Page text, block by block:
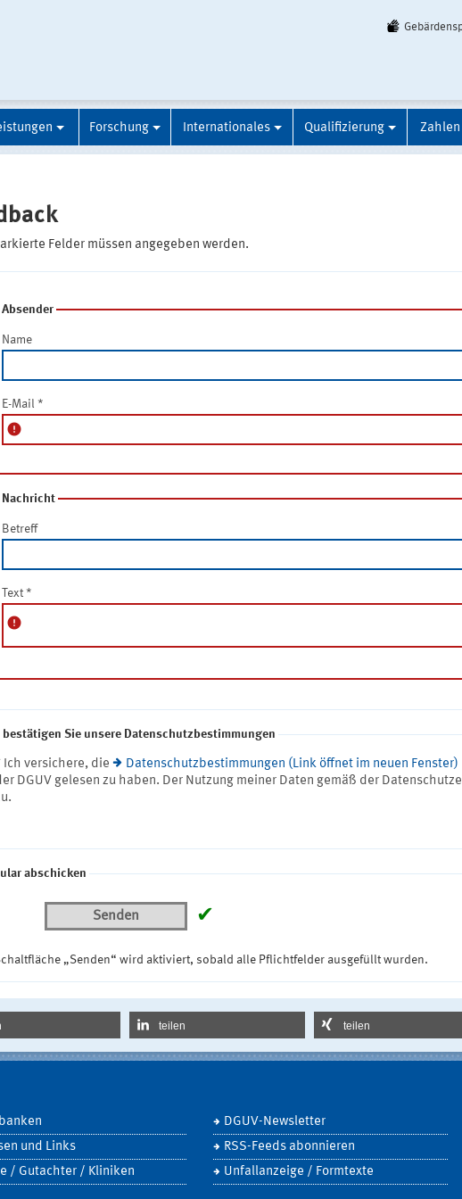
Forschung Internationales Qualifizierung Zahlen
Felder müssen angegeben werden.
Absender
Name
E-Mail *
error
Nachricht
Betreff
Text *
error
Sie unsere Datenschutzbestimmungen
Ich versichere, die
Datenschutzbestimmungen (Link öffnet im neuen Fenster)
DGUV gelesen zu haben. Der Nutzung meiner Daten gemäß der
abschicken
Senden ✔
„Senden“ wird aktiviert, sobald alle Pflichtfelder ausgefüllt wurden.
teilen teilen
und Links
/ Gutachter / Kliniken
DGUV-Newsletter
RSS-Feeds abonnieren
Unfallanzeige / Formtexte